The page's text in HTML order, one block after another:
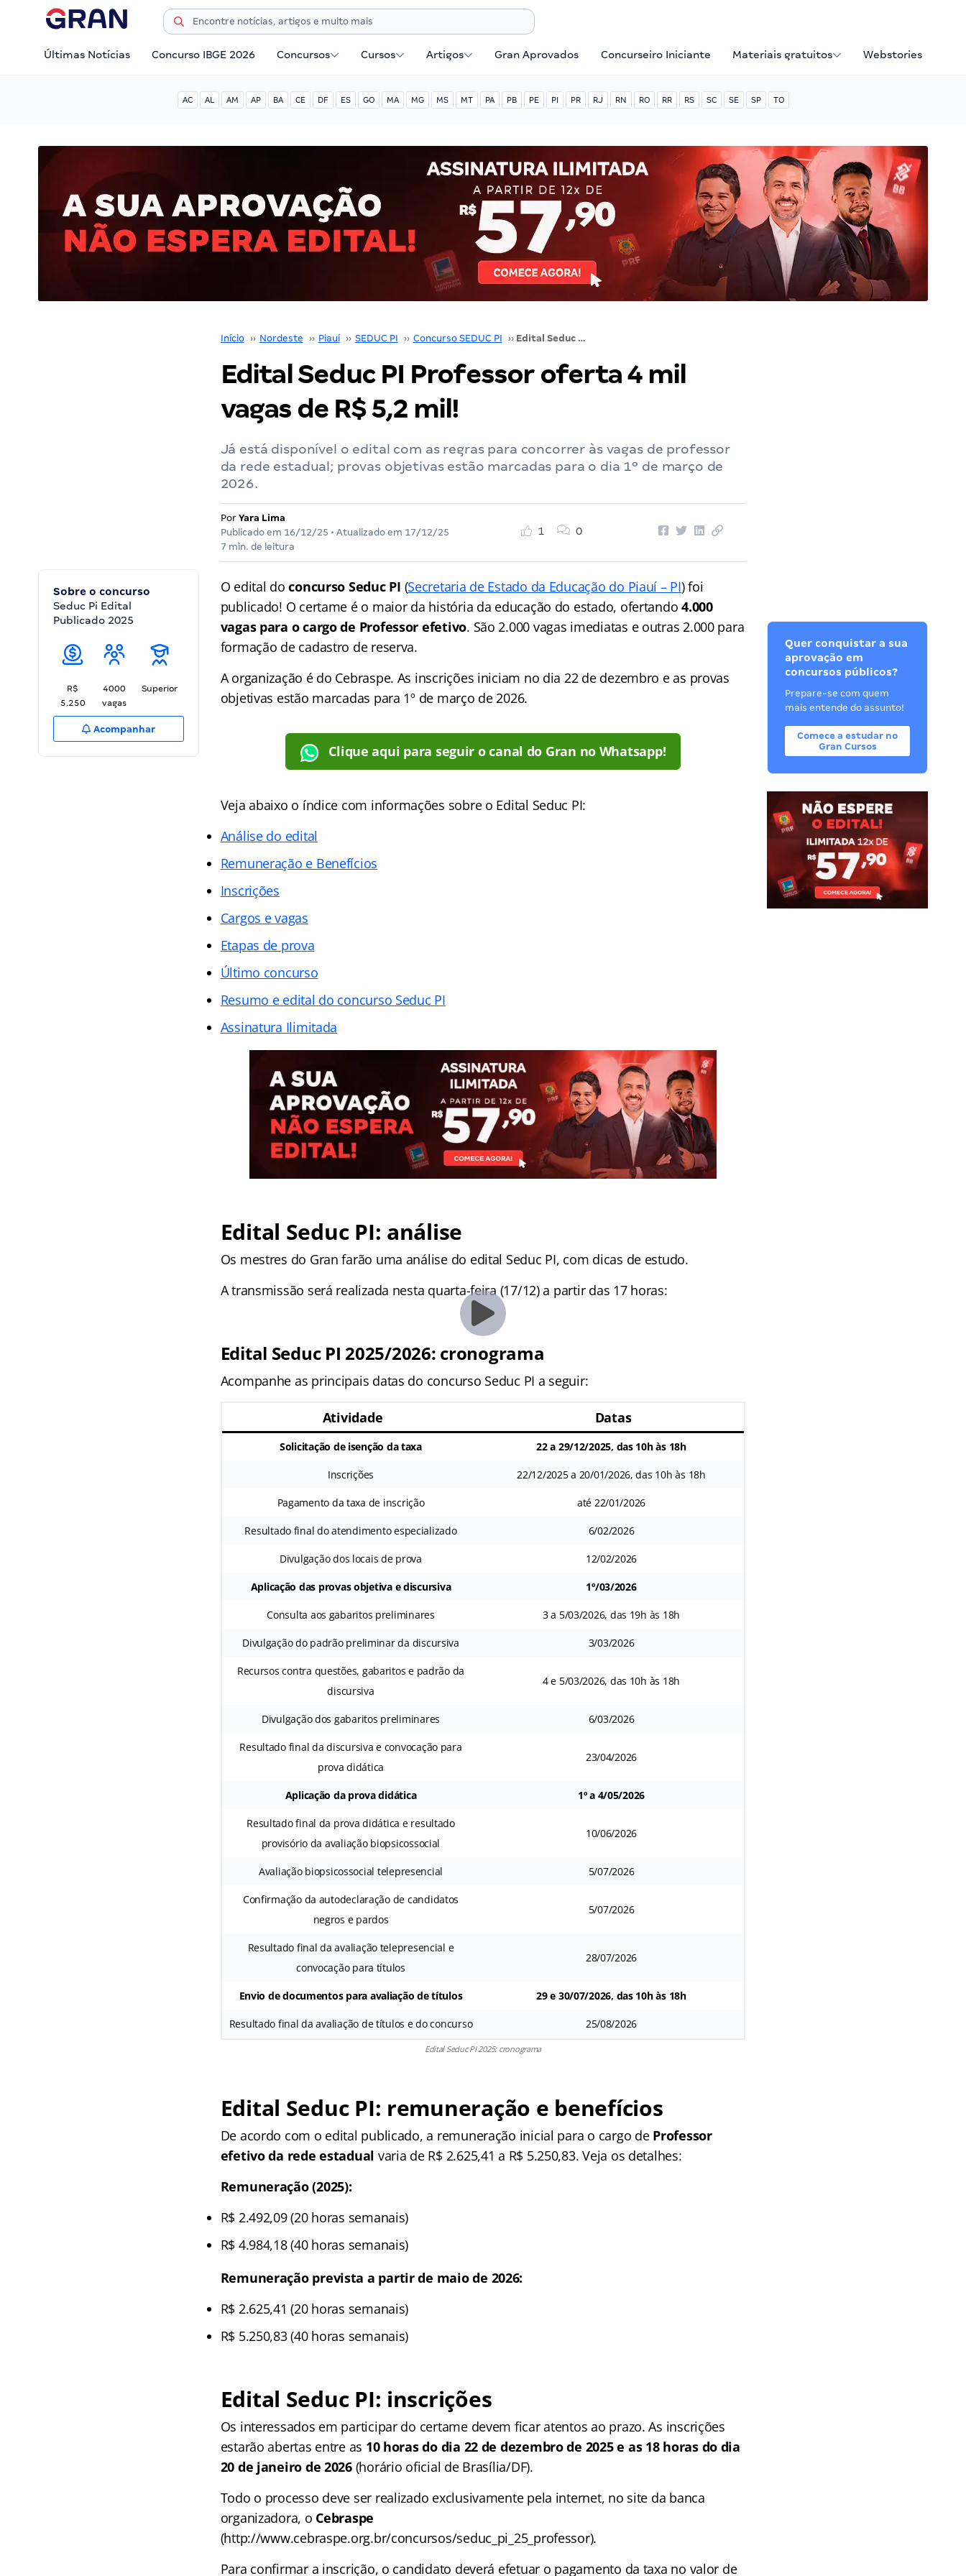
Últimas Notícias Concurso IBGE 2026 Concursos Cursos Artigos Gran Aprovados Concurseiro Iniciante Materiais gratuitos Webstories
AC AL AM AP BA CE DF ES GO MA MG MS MT PA PB PE PI PR RJ RN RO RR RS SC SE SP TO
Início ›› Nordeste ›› Piauí ›› SEDUC PI ›› Concurso SEDUC PI ›› Edital Seduc PI Professor oferta 4 mil vagas de R$ 5,2 mil!
Edital Seduc PI Professor oferta 4 mil
vagas de R$ 5,2 mil!
Já está disponível o edital com as regras para concorrer às vagas de professor
da rede estadual; provas objetivas estão marcadas para o dia 1º de março de
2026.
Por Yara Lima
Publicado em 16/12/25 • Atualizado em 17/12/25
7 min. de leitura
1 0
Sobre o concurso
Seduc Pi Edital
Publicado 2025
R$
5.250
4000
vagas
Superior
Acompanhar
O edital doconcurso Seduc PI (Secretaria de Estado da Educação do Piauí – PI) foi
publicado! O certame é o maior da história da educação do estado, ofertando 4.000
vagas para o cargo de Professor efetivo. São 2.000 vagas imediatas e outras 2.000 para
formação de cadastro de reserva.
A organização é do Cebraspe. As inscrições iniciam no dia 22 de dezembro e as provas
objetivas estão marcadas para 1º de março de 2026.
Clique aqui para seguir o canal do Gran no Whatsapp!
Veja abaixo o índice com informações sobre o Edital Seduc PI:
Análise do edital
Remuneração e Benefícios
Inscrições
Cargos e vagas
Etapas de prova
Último concurso
Resumo e edital do concurso Seduc PI
Assinatura Ilimitada
Edital Seduc PI: análise
Os mestres do Gran farão uma análise do edital Seduc PI, com dicas de estudo.
A transmissão será realizada nesta quarta-feira (17/12) a partir das 17 horas:
Edital Seduc PI 2025/2026: cronograma
Acompanhe as principais datas do concurso Seduc PI a seguir:
Atividade Datas
Solicitação de isenção da taxa 22 a 29/12/2025, das 10h às 18h
Inscrições 22/12/2025 a 20/01/2026, das 10h às 18h
Pagamento da taxa de inscrição até 22/01/2026
Resultado final do atendimento especializado 6/02/2026
Divulgação dos locais de prova 12/02/2026
Aplicação das provas objetiva e discursiva 1º/03/2026
Consulta aos gabaritos preliminares 3 a 5/03/2026, das 19h às 18h
Divulgação do padrão preliminar da discursiva 3/03/2026
Recursos contra questões, gabaritos e padrão da
discursiva
4 e 5/03/2026, das 10h às 18h
Divulgação dos gabaritos preliminares 6/03/2026
Resultado final da discursiva e convocação para
prova didática
23/04/2026
Aplicação da prova didática 1º a 4/05/2026
Resultado final da prova didática e resultado
provisório da avaliação biopsicossocial
10/06/2026
Avaliação biopsicossocial telepresencial 5/07/2026
Confirmação da autodeclaração de candidatos
negros e pardos
5/07/2026
Resultado final da avaliação telepresencial e
convocação para títulos
28/07/2026
Envio de documentos para avaliação de títulos 29 e 30/07/2026, das 10h às 18h
Resultado final da avaliação de títulos e do concurso 25/08/2026
Edital Seduc PI 2025: cronograma
Edital Seduc PI: remuneração e benefícios
De acordo com o edital publicado, a remuneração inicial para o cargo de Professor
efetivo da rede estadual varia de R$ 2.625,41 a R$ 5.250,83. Veja os detalhes:
Remuneração (2025):
R$ 2.492,09 (20 horas semanais)
R$ 4.984,18 (40 horas semanais)
Remuneração prevista a partir de maio de 2026:
R$ 2.625,41 (20 horas semanais)
R$ 5.250,83 (40 horas semanais)
Edital Seduc PI: inscrições
Os interessados em participar do certame devem ficar atentos ao prazo. As inscrições
estarão abertas entre as 10 horas do dia 22 de dezembro de 2025 e as 18 horas do dia
20 de janeiro de 2026(horário oficial de Brasília/DF).
Todo o processo deve ser realizado exclusivamente pela internet, no site da banca
organizadora, o Cebraspe
(http://www.cebraspe.org.br/concursos/seduc_pi_25_professor).
Para confirmar a inscrição, o candidato deverá efetuar o pagamento da taxa no valor de
Quer conquistar a sua
aprovação em
concursos públicos?
Prepare-se com quem
mais entende do assunto!
Comece a estudar no
Gran Cursos